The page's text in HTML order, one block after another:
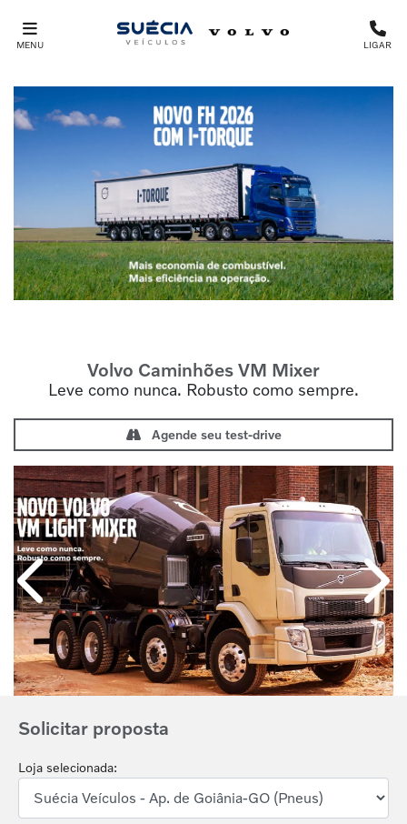
MENU LIGAR
Volvo Caminhões VM Mixer
Leve como nunca. Robusto como sempre.
Agende seu test-drive
Solicitar proposta
Loja selecionada:
Anterior